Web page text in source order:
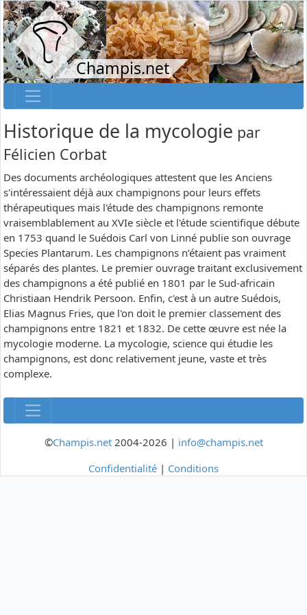
Champis.net
Historique de la mycologie par
Félicien Corbat
Des documents archéologiques attestent que les Anciens
s'intéressaient déjà aux champignons pour leurs effets
thérapeutiques mais l'étude des champignons remonte
vraisemblablement au XVIe siècle et l'étude scientifique débute
en 1753 quand le Suédois Carl von Linné publie son ouvrage
Species Plantarum. Les champignons n’étaient pas vraiment
séparés des plantes. Le premier ouvrage traitant exclusivement
des champignons a été publié en 1801 par le Sud-africain
Christiaan Hendrik Persoon. Enfin, c'est à un autre Suédois,
Elias Magnus Fries, que l'on doit le premier classement des
champignons entre 1821 et 1832. De cette œuvre est née la
mycologie moderne. La mycologie, science qui étudie les
champignons, est donc relativement jeune, vaste et très
complexe.
©Champis.net2004-2026 | info@champis.net
Confidentialité | Conditions